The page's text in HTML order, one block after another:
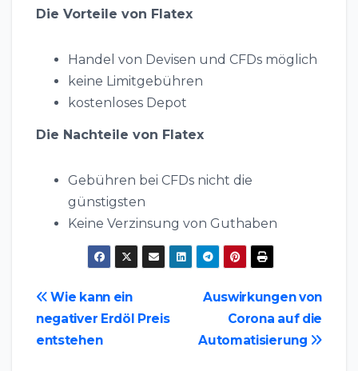
Die Vorteile von Flatex
Handel von Devisen und CFDs möglich
keine Limitgebühren
kostenloses Depot
Die Nachteile von Flatex
Gebühren bei CFDs nicht die
günstigsten
Keine Verzinsung von Guthaben
Beitragsnavigation
Auswirkungen von
Corona auf die
Automatisierung
Wie kann ein
negativer Erdöl Preis
entstehen